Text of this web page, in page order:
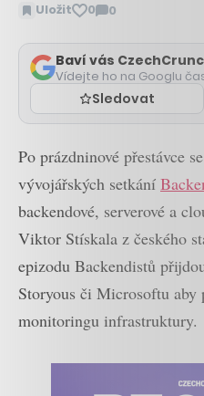
Uložit 0 0
Zobrazit
Baví vás
Vídejte ho na Googlu
Sledovat
Po prázdninové přestávce
vývojářských setkání
backendové, serverové a
Viktor Stískala z českého
epizodu Backendistů
Storyous či Microsoftu
monitoringu infrastruktury.